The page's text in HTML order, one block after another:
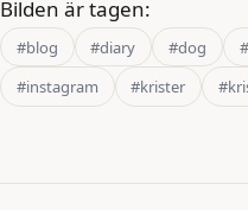
Bilden är tagen:
#blog #diary #dog
#instagram
#krister